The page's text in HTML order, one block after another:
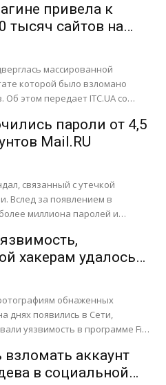
привела к
тысяч сайтов на
массированной
которой было взломано
этом передает ITC.UA со
пароли от 4,5
Mail.RU
связанный с утечкой
Вслед за появлением в
миллиона паролей и
хакерам удалось
обнаженных
днях появились в Сети,
уязвимость в программе Find
аккаунт
в социальной